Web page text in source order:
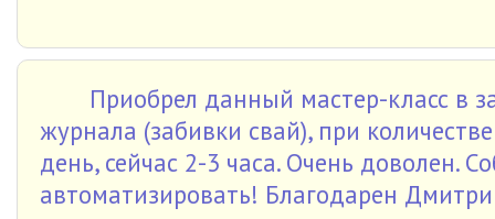
Приобрел данный мастер-класс в
журнала (забивки свай), при
день, сейчас 2-3 часа. Очень доволен.
автоматизировать! Благодарен